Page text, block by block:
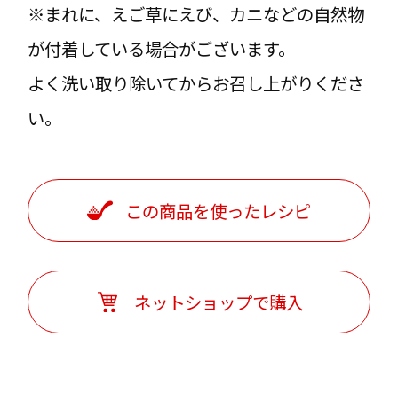
ネットショップ
お客様窓口
※まれに、えご草にえび、カニなどの自然物
が付着している場合がございます。
よく洗い取り除いてからお召し上がりくださ
い。
この商品を使ったレシピ
ネットショップで購入